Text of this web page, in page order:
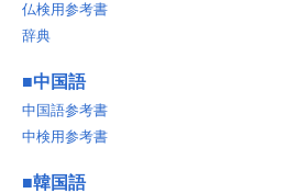
仏検用参考書
辞典
■中国語
中国語参考書
中検用参考書
■韓国語